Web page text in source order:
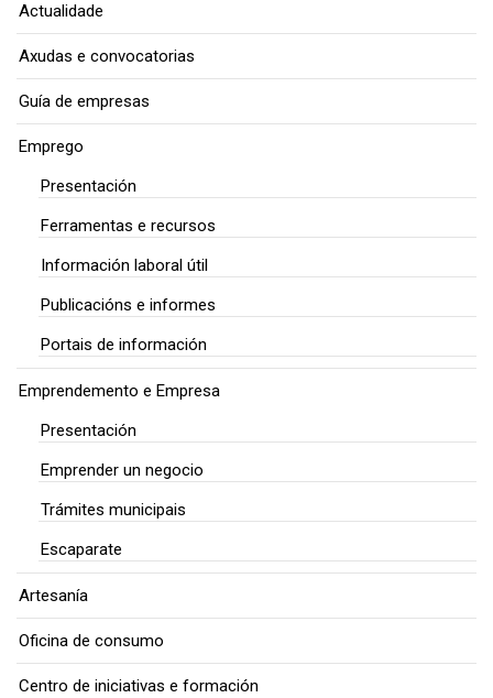
Actualidade
Axudas e convocatorias
Guía de empresas
Emprego
Presentación
Ferramentas e recursos
Información laboral útil
Publicacións e informes
Portais de información
Emprendemento e Empresa
Presentación
Emprender un negocio
Trámites municipais
Escaparate
Artesanía
Oficina de consumo
Centro de iniciativas e formación